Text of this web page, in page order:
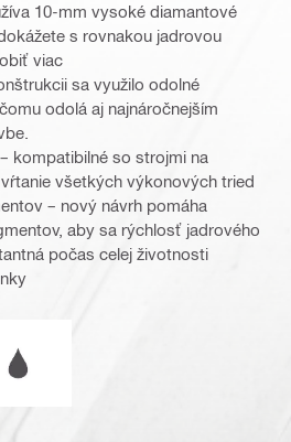
10-mm vysoké diamantové
s rovnakou jadrovou
viac
sa využilo odolné
odolá aj najnáročnejším
kompatibilné so strojmi na
všetkých výkonových tried
– nový návrh pomáha
aby sa rýchlosť jadrového
počas celej životnosti